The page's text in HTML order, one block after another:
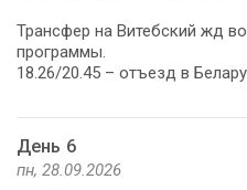
Трансфер на Витебский жд
программы.
18.26/20.45 – отъезд в
День 6
пн, 28.09.2026